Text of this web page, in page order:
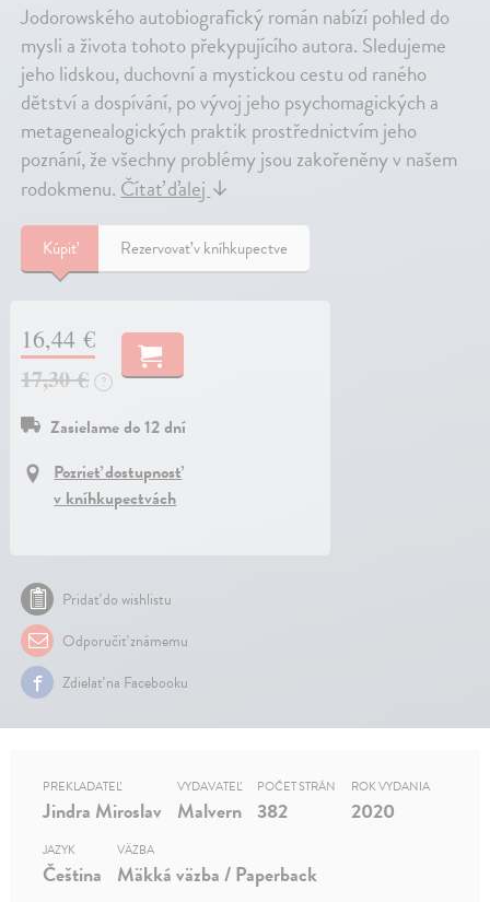
Jodorowského autobiografický román nabízí pohled do
mysli a života tohoto překypujícího autora. Sledujeme
jeho lidskou, duchovní a mystickou cestu od raného
dětství a dospívání, po vývoj jeho psychomagických a
metagenealogických praktik prostřednictvím jeho
poznání, že všechny problémy jsou zakořeněny v našem
rodokmenu.Čítať ďalej↓
Kúpiť Rezervovať v kníhkupectve
16,44 €
17,30 €
?
Zasielame do 12 dní
Pozrieť dostupnosť
v kníhkupectvách
Pridať do wishlistu
Odporučiť známemu
Zdielať na Facebooku
PREKLADATEĽ
Jindra Miroslav
VYDAVATEĽ
Malvern
POČET STRÁN
382
ROK VYDANIA
2020
JAZYK
Čeština
VÄZBA
Mäkká väzba / Paperback